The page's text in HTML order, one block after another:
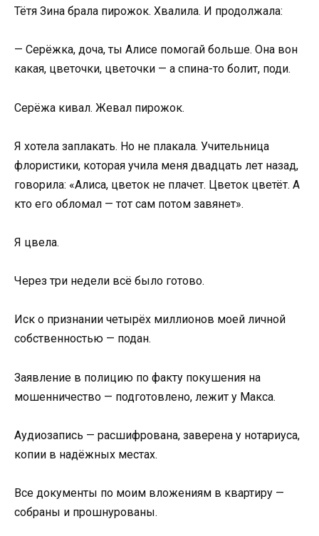
Тётя Зина брала пирожок. Хвалила. И продолжала:
— Серёжка, доча, ты Алисе помогай больше. Она вон
какая, цветочки, цветочки — а спина-то болит, поди.
Серёжа кивал. Жевал пирожок.
Я хотела заплакать. Но не плакала. Учительница
флористики, которая учила меня двадцать лет назад,
говорила: «Алиса, цветок не плачет. Цветок цветёт. А
кто его обломал — тот сам потом завянет».
Я цвела.
Через три недели всё было готово.
Иск о признании четырёх миллионов моей личной
собственностью — подан.
Заявление в полицию по факту покушения на
мошенничество — подготовлено, лежит у Макса.
Аудиозапись — расшифрована, заверена у нотариуса,
копии в надёжных местах.
Все документы по моим вложениям в квартиру —
собраны и прошнурованы.